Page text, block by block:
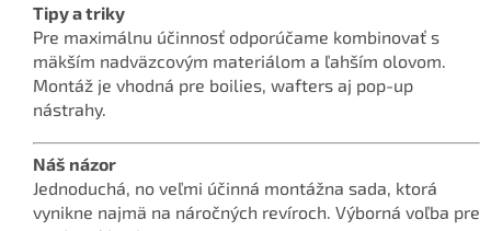
Tipy a triky
Pre maximálnu účinnosť odporúčame kombinovať s
mäkším nadväzcovým materiálom a ľahším olovom.
Montáž je vhodná pre boilies, wafters aj pop-up
nástrahy.
Náš názor
Jednoduchá, no veľmi účinná montážna sada, ktorá
vynikne najmä na náročných revíroch. Výborná voľba pre